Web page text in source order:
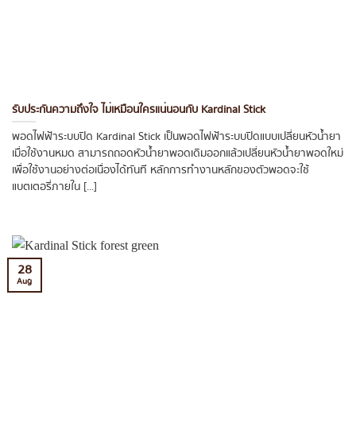
รับประกันความถึงใจ ไม่เหมือนใครแน่นอนกับ Kardinal Stick
พอดไฟฟ้าระบบปิด Kardinal Stick เป็นพอดไฟฟ้าระบบปิดแบบเปลี่ยนหัวน้ำยา
เมื่อใช้งานหมด สามารถถอดหัวน้ำยาพอดเดิมออกแล้วเปลี่ยนหัวน้ำยาพอดใหม่
เพื่อใช้งานอย่างต่อเนื่องได้ทันที หลักการทำงานหลักของตัวพอดจะใช้
แบตเตอรี่ภายใน [...]
28
Aug